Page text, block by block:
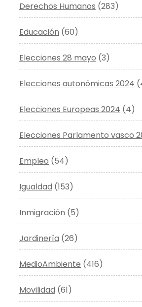
Derechos Humanos (283)
Educación (60)
Elecciones 28 mayo (3)
Elecciones autonómicas 2024
Elecciones Europeas 2024 (4)
Elecciones Parlamento vasco
Empleo (54)
Igualdad (153)
Inmigración (5)
Jardinería (26)
MedioAmbiente (416)
Movilidad (61)